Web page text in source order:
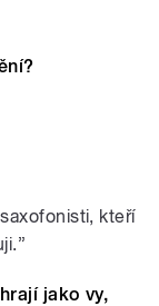
kteří
jako vy,